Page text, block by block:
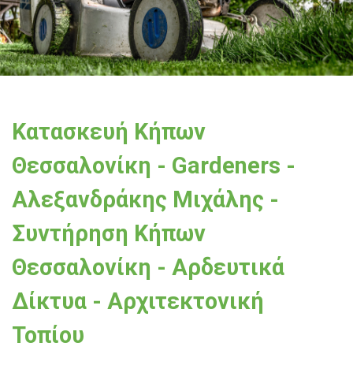
Kατασκευή Κήπων
Θεσσαλονίκη - Gardeners -
Αλεξανδράκης Μιχάλης -
Συντήρηση Κήπων
Θεσσαλονίκη - Αρδευτικά
Δίκτυα - Αρχιτεκτονική
Τοπίου